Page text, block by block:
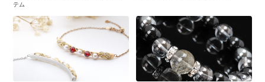
テム